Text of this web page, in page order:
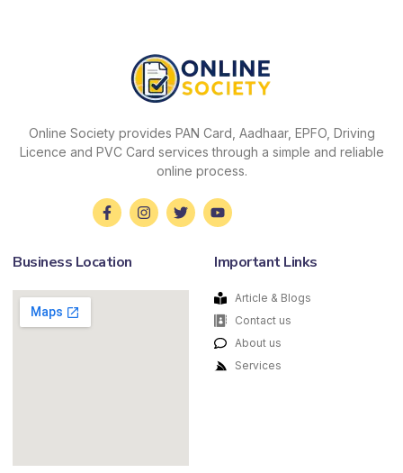
Online Society provides PAN Card, Aadhaar, EPFO, Driving
Licence and PVC Card services through a simple and reliable
online process.
Business Location Important Links
Article & Blogs
Contact us
About us
Services